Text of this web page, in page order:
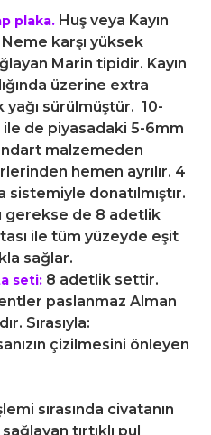
plaka. Huş veya Kayın
Neme karşı yüksek
Marin tipidir. Kayın
üzerine extra
sürülmüştür. 10-
ile de piyasadaki 5-6mm
malzemeden
hemen ayrılır. 4
donatılmıştır.
gerekse de 8 adetlik
ile tüm yüzeyde eşit
sağlar.
seti: 8 adetlik settir.
paslanmaz Alman
Sırasıyla:
çizilmesini önleyen
sırasında civatanın
tırtıklı pul